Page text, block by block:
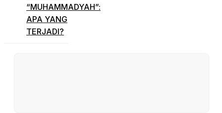
“MUHAMMADYAH”:
APA YANG
TERJADI?